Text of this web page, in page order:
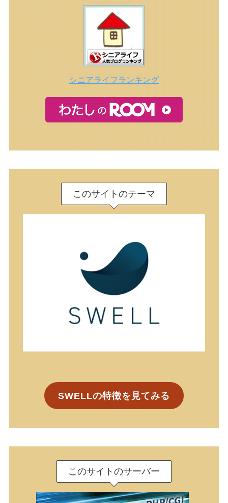
シニアライフランキング
このサイトのテーマ
SWELLの特徴を見てみる
このサイトのサーバー